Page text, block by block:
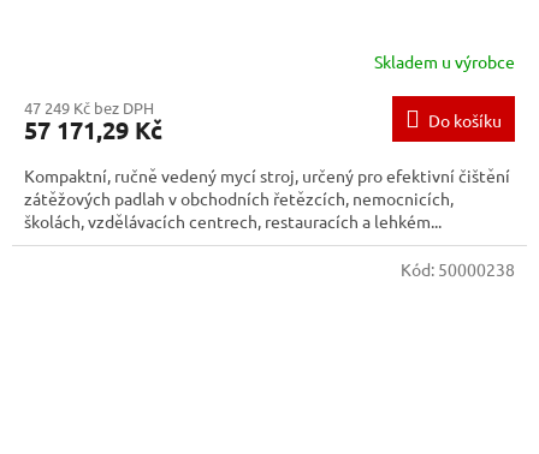
Skladem u výrobce
47 249 Kč bez DPH
57 171,29 Kč Do košíku
Kompaktní, ručně vedený mycí stroj, určený pro efektivní čištění
zátěžových padlah v obchodních řetězcích, nemocnicích,
školách, vzdělávacích centrech, restauracích a lehkém...
Kód: 50000238